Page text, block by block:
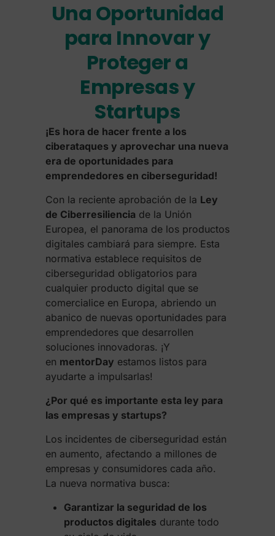
Una Oportunidad
para Innovar y
Proteger a
Empresas y
Startups
¡Es hora de hacer frente a los
ciberataques y aprovechar una nueva
era de oportunidades para
emprendedores en ciberseguridad!
Con la reciente aprobación de la Ley
de Ciberresiliencia de la Unión
Europea, el panorama de los productos
digitales cambiará para siempre. Esta
normativa establece requisitos de
ciberseguridad obligatorios para
cualquier producto digital que se
comercialice en Europa, abriendo un
abanico de nuevas oportunidades para
emprendedores que desarrollen
soluciones innovadoras. ¡Y
en mentorDay estamos listos para
ayudarte a impulsarlas!
¿Por qué es importante esta ley para
las empresas y startups?
Los incidentes de ciberseguridad están
en aumento, afectando a millones de
empresas y consumidores cada año.
La nueva normativa busca:
Garantizar la seguridad de los
productos digitales durante todo